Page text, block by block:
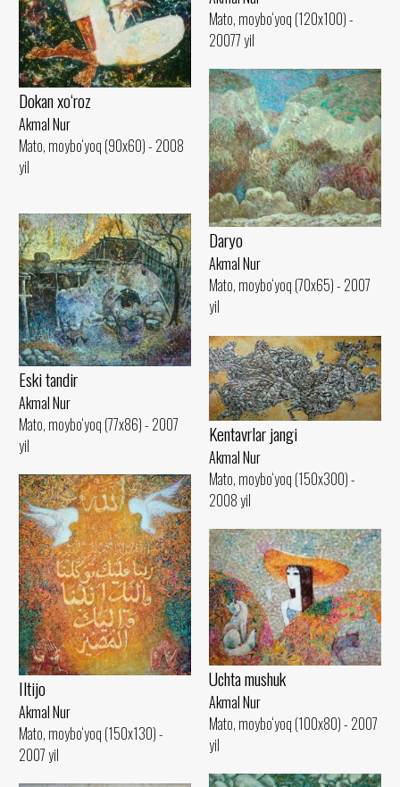
Mato, moybo‘yoq (120x100) -
20077 yil
Dokan xo‘roz
Akmal Nur
Mato, moybo‘yoq (90x60) - 2008
yil
Daryo
Akmal Nur
Mato, moybo‘yoq (70x65) - 2007
yil
Eski tandir
Akmal Nur
Mato, moybo‘yoq (77x86) - 2007
yil
Kentavrlar jangi
Akmal Nur
Mato, moybo‘yoq (150x300) -
2008 yil
Iltijo
Akmal Nur
Mato, moybo‘yoq (150x130) -
2007 yil
Uchta mushuk
Akmal Nur
Mato, moybo‘yoq (100x80) - 2007
yil